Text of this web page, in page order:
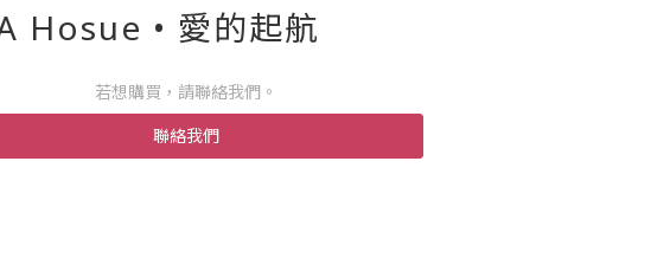
Hosue • 愛的起航
若想購買，請聯絡我們。
聯絡我們